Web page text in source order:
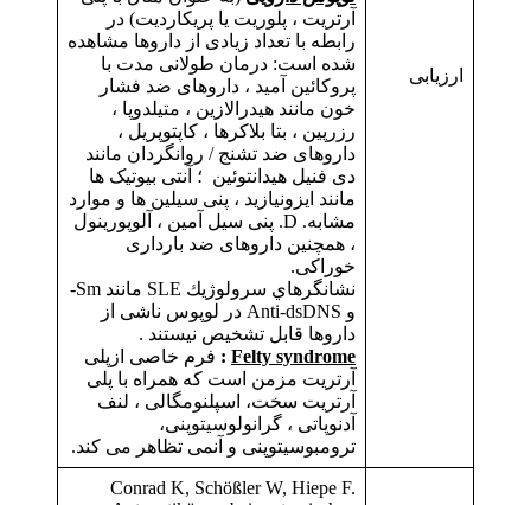
ارزیابی
آرتریت ، پلوریت یا پریکاردیت) در
رابطه با تعداد زیادی از داروها مشاهده
شده است: درمان طولانی مدت با
پروکائین آمید ، داروهای ضد فشار
خون مانند هیدرالازین ، متیلدوپا ،
رزرپین ، بتا بلاکرها ، کاپتوپریل ،
داروهای ضد تشنج / روانگردان مانند
دی فنیل هیدانتوئین ؛ آنتی بیوتیک ها
مانند ایزونیازید ، پنی سیلین ها و موارد
مشابه. D. پنی سیل آمین ، آلوپورینول
، همچنین داروهای ضد بارداری
خوراکی.
نشانگرهاي سرولوژيك SLE مانند Sm-
و Anti-dsDNS در لوپوس ناشی از
داروها قابل تشخيص نيستند .
Felty syndrome
: فرم خاصی ازپلی
آرتریت مزمن است که همراه با پلی
آرتریت سخت، اسپلنومگالی ، لنف
آدنوپاتی ، گرانولوسیتوپنی،
ترومبوسیتوپنی و آنمی تظاهر می کند.
Conrad K, Schößler W, Hiepe F.